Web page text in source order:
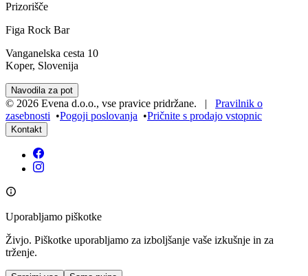
Prizorišče
Figa Rock Bar
Vanganelska cesta 10
Koper, Slovenija
Navodila za pot
© 2026 Evena d.o.o., vse pravice pridržane. | Pravilnik o
zasebnosti •Pogoji poslovanja •Pričnite s prodajo vstopnic
Kontakt
Uporabljamo piškotke
Živjo. Piškotke uporabljamo za izboljšanje vaše izkušnje in za
trženje.